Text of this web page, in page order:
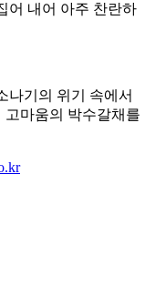
어 내어 아주 찬란하
나기의 위기 속에서
고마움의 박수갈채를